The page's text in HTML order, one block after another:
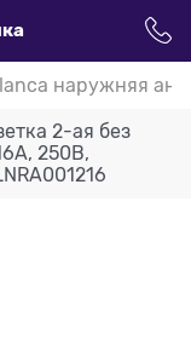
наружняя
2-ая без
250В,